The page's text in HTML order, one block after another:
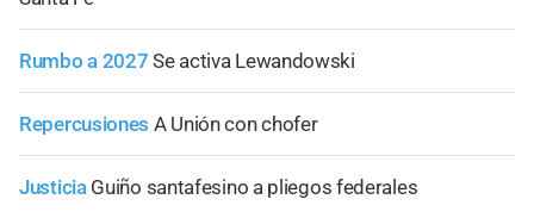
Rumbo a 2027 Se activa Lewandowski
Repercusiones A Unión con chofer
Justicia Guiño santafesino a pliegos federales